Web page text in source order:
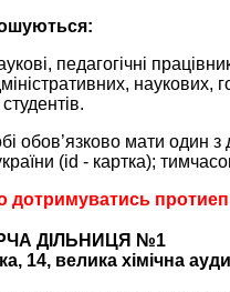
педагогічні
наукових,
обов’язково мати один
(id - картка);
дотримуватись
ДІЛЬНИЦЯ №1
14, велика хімічна